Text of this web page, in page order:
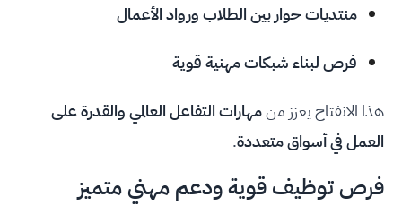
منتديات حوار بين الطلاب ورواد الأعمال
فرص لبناء شبكات مهنية قوية
هذا الانفتاح يعزز منمهارات التفاعل العالمي والقدرة على
العمل في أسواق متعددة.
فرص توظيف قوية ودعم مهني متميز